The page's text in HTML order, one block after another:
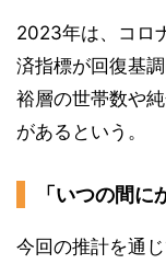
2023年は、コロ
済指標が回復基
裕層の世帯数や
があるという。
「いつの間
今回の推計を通